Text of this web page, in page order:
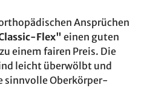
Ansprüchen
Flex" einen guten
einem fairen Preis. Die
leicht überwölbt und
sinnvolle Oberkörper-